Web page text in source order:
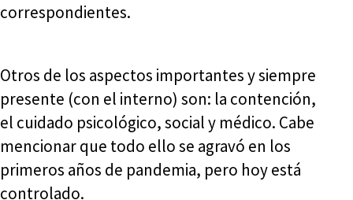
correspondientes.
Otros de los aspectos importantes y siempre
presente (con el interno) son: la contención,
el cuidado psicológico, social y médico. Cabe
mencionar que todo ello se agravó en los
primeros años de pandemia, pero hoy está
controlado.